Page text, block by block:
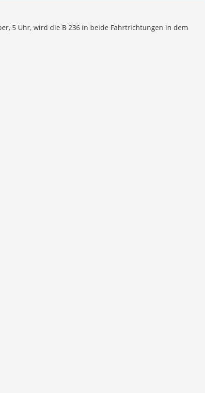
5 Uhr, wird die B 236 in beide Fahrtrichtungen in dem